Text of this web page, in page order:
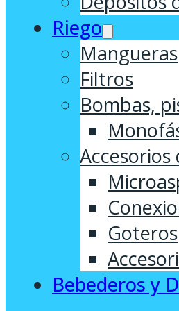
Riego
Mangueras
Filtros
Bombas,
Accesorios
Goteros
Bebederos y